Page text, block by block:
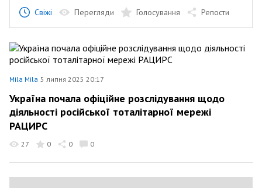
Свіжі Перегляди Голосування Репости
Mila Mila 5 липня 2025 20:17
Україна почала офіційне розслідування щодо
діяльності російської тоталітарної мережі
РАЦИРС
27 0 0 0